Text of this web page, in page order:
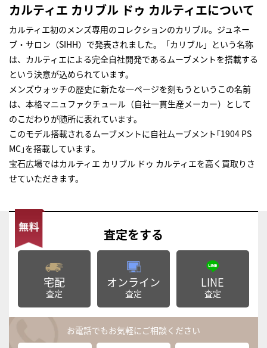
カルティエ カリブル ドゥ カルティエについて
カルティエ初のメンズ専用のコレクションのカリブル。ジュネー
ブ・サロン（SIHH）で発表されました。「カリブル」という名称
は、カルティエによる完全自社開発であるムーブメントを搭載する
という決意が込められています。
メンズウォッチの歴史に新たな一ページを刻もうというこの名前
は、本格マニュファクチュール（自社一貫生産メーカー）として
のこだわりが随所に表れています。
このモデル搭載されるムーブメントに自社ムーブメント｢1904 PS
MC｣を搭載しています｡
宝石広場ではカルティエ カリブル ドゥ カルティエを高く買取りさ
せていただきます。
査定をする
宅配
査定
オンライン
査定
LINE
査定
お電話でもお気軽にご相談ください